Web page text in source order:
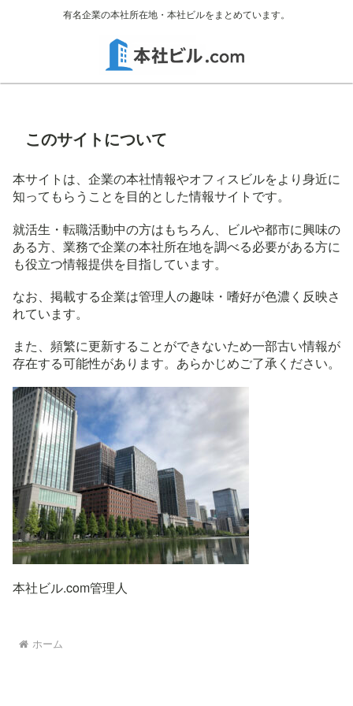
有名企業の本社所在地・本社ビルをまとめています。
このサイトについて
本サイトは、企業の本社情報やオフィスビルをより身近に
知ってもらうことを目的とした情報サイトです。
就活生・転職活動中の方はもちろん、ビルや都市に興味の
ある方、業務で企業の本社所在地を調べる必要がある方に
も役立つ情報提供を目指しています。
なお、掲載する企業は管理人の趣味・嗜好が色濃く反映さ
れています。
また、頻繁に更新することができないため一部古い情報が
存在する可能性があります。あらかじめご了承ください。
本社ビル.com管理人
ホーム